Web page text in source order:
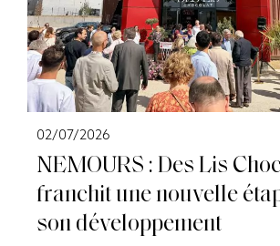
02/07/2026
NEMOURS : Des Lis
franchit une nouvelle
son développement